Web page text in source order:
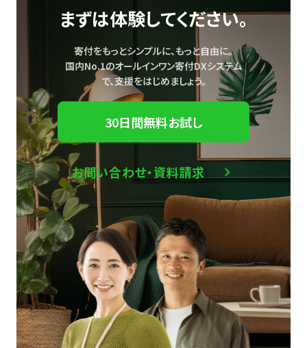
まずは体験してください。
寄付をもっとシンプルに、もっと自由に。
国内No.1のオールインワン寄付DXシステム
で、支援をはじめましょう。
30日間無料お試し
お問い合わせ・資料請求